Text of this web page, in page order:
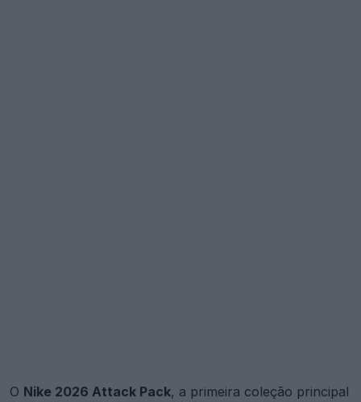
O Nike 2026 Attack Pack, a primeira coleção principal